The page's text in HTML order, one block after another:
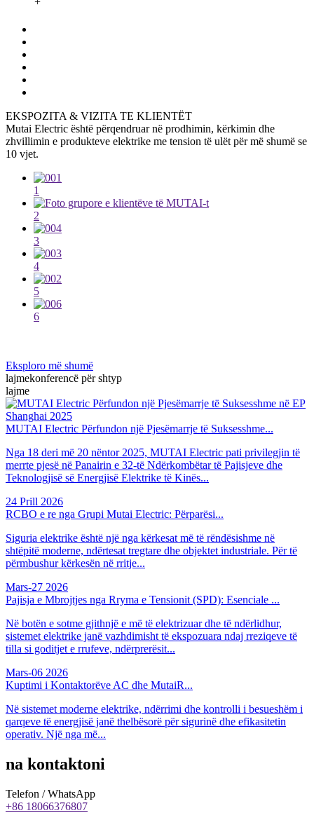
EKSPOZITA & VIZITA TE KLIENTËT
Mutai Electric është përqendruar në prodhimin, kërkimin dhe
zhvillimin e produkteve elektrike me tension të ulët për më shumë se
10 vjet.
1
2
3
4
5
6
Eksploro më shumë
lajmekonferencë për shtyp
lajme
MUTAI Electric Përfundon një Pjesëmarrje të Suksesshme...
Nga 18 deri më 20 nëntor 2025, MUTAI Electric pati privilegjin të
merrte pjesë në Panairin e 32-të Ndërkombëtar të Pajisjeve dhe
Teknologjisë së Energjisë Elektrike të Kinës...
24 Prill 2026
RCBO e re nga Grupi Mutai Electric: Përparësi...
Siguria elektrike është një nga kërkesat më të rëndësishme në
shtëpitë moderne, ndërtesat tregtare dhe objektet industriale. Për të
përmbushur kërkesën në rritje...
Mars-27 2026
Pajisja e Mbrojtjes nga Rryma e Tensionit (SPD): Esenciale ...
Në botën e sotme gjithnjë e më të elektrizuar dhe të ndërlidhur,
sistemet elektrike janë vazhdimisht të ekspozuara ndaj rreziqeve të
tilla si goditjet e rrufeve, ndërprerësit...
Mars-06 2026
Kuptimi i Kontaktorëve AC dhe MutaiR...
Në sistemet moderne elektrike, ndërrimi dhe kontrolli i besueshëm i
qarqeve të energjisë janë thelbësorë për sigurinë dhe efikasitetin
operativ. Një nga më...
na kontaktoni
Telefon / WhatsApp
+86 18066376807